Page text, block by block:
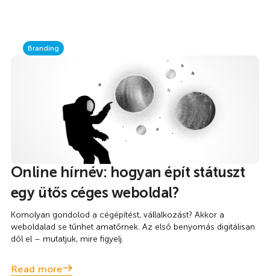
Branding
Online hírnév: hogyan épít státuszt
egy ütős céges weboldal?
Komolyan gondolod a cégépítést, vállalkozást? Akkor a
weboldalad se tűnhet amatőrnek. Az első benyomás digitálisan
dől el – mutatjuk, mire figyelj.
Read more